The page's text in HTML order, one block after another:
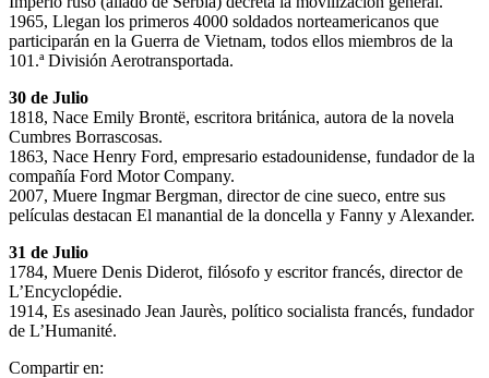
1965, Llegan los primeros 4000 soldados norteamericanos que
participarán en la Guerra de Vietnam, todos ellos miembros de la
101.ª División Aerotransportada.
30 de Julio
1818, Nace Emily Brontë, escritora británica, autora de la novela
Cumbres Borrascosas.
1863, Nace Henry Ford, empresario estadounidense, fundador de la
compañía Ford Motor Company.
2007, Muere Ingmar Bergman, director de cine sueco, entre sus
películas destacan El manantial de la doncella y Fanny y Alexander.
31 de Julio
1784, Muere Denis Diderot, filósofo y escritor francés, director de
L’Encyclopédie.
1914, Es asesinado Jean Jaurès, político socialista francés, fundador
de L’Humanité.
Compartir en: